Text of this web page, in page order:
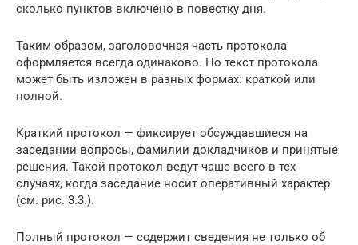
сколько пунктов включено в повестку дня.
Таким образом, заголовочная часть протокола
оформляется всегда одинаково. Но текст протокола
может быть изложен в разных формах: краткой или
полной.
Краткий протокол — фиксирует обсуждавшиеся на
заседании вопросы, фамилии докладчиков и принятые
решения. Такой протокол ведут чаше всего в тех
случаях, когда заседание носит оперативный характер
(см. рис. 3.3.).
Полный протокол — содержит сведения не только об